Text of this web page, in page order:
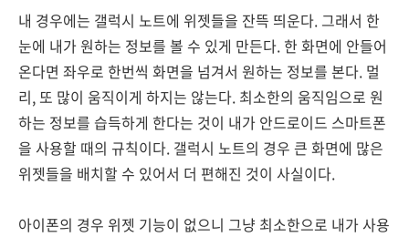
내 경우에는 갤럭시 노트에 위젯들을 잔뜩 띄운다. 그래서 한
눈에 내가 원하는 정보를 볼 수 있게 만든다. 한 화면에 안들어
온다면 좌우로 한번씩 화면을 넘겨서 원하는 정보를 본다. 멀
리, 또 많이 움직이게 하지는 않는다. 최소한의 움직임으로 원
하는 정보를 습득하게 한다는 것이 내가 안드로이드 스마트폰
을 사용할 때의 규칙이다. 갤럭시 노트의 경우 큰 화면에 많은
위젯들을 배치할 수 있어서 더 편해진 것이 사실이다.
아이폰의 경우 위젯 기능이 없으니 그냥 최소한으로 내가 사용